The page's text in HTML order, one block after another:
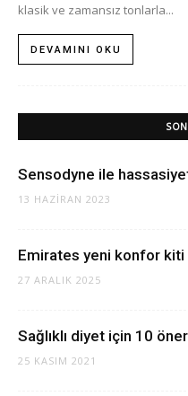
klasik ve zamansız tonlarla...
DEVAMINI OKU
Sensodyne ile
13 HAZIRAN 2023
Emirates yeni konfor kiti
27 ARALIK 2025
Sağlıklı diyet için 10
25 KASIM 2021